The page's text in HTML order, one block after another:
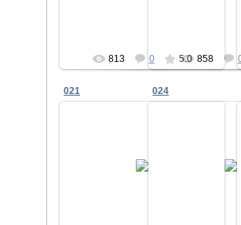
813 0 5.0 858
021 024